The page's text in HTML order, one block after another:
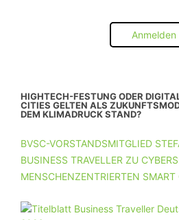
Anmelden
HIGHTECH-FESTUNG ODER
CITIES GELTEN ALS
DEM KLIMADRUCK STAND?
BVSC-VORSTANDSMITGLIED
BUSINESS TRAVELLER ZU
MENSCHENZENTRIERTEN SMART